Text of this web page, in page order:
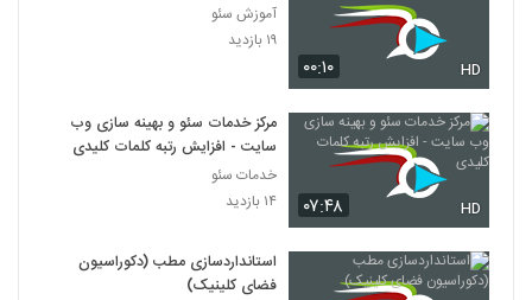
۰۰:۱۰ HD
آموزش سئو
۱۹ بازدید
۰۷:۴۸ HD
مرکز خدمات سئو و بهینه سازی وب
سایت - افزایش رتبه کلمات کلیدی
خدمات سئو
۱۴ بازدید
استانداردسازی مطب (دکوراسیون
فضای کلینیک)